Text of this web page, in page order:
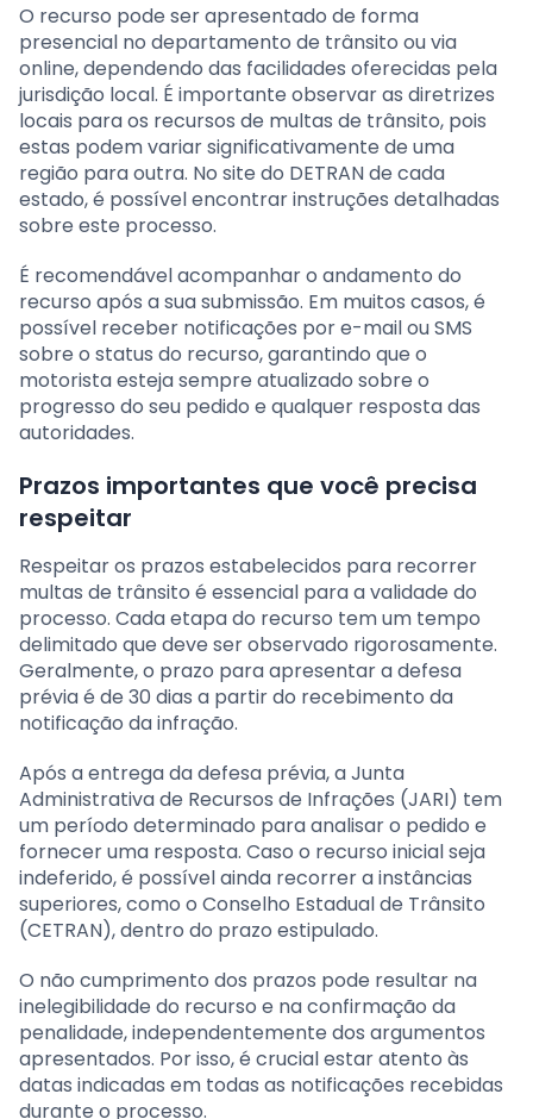
O recurso pode ser apresentado de forma
presencial no departamento de trânsito ou via
online, dependendo das facilidades oferecidas pela
jurisdição local. É importante observar as diretrizes
locais para os recursos de multas de trânsito, pois
estas podem variar significativamente de uma
região para outra. No site do DETRAN de cada
estado, é possível encontrar instruções detalhadas
sobre este processo.
É recomendável acompanhar o andamento do
recurso após a sua submissão. Em muitos casos, é
possível receber notificações por e-mail ou SMS
sobre o status do recurso, garantindo que o
motorista esteja sempre atualizado sobre o
progresso do seu pedido e qualquer resposta das
autoridades.
Prazos importantes que você precisa
respeitar
Respeitar os prazos estabelecidos para recorrer
multas de trânsito é essencial para a validade do
processo. Cada etapa do recurso tem um tempo
delimitado que deve ser observado rigorosamente.
Geralmente, o prazo para apresentar a defesa
prévia é de 30 dias a partir do recebimento da
notificação da infração.
Após a entrega da defesa prévia, a Junta
Administrativa de Recursos de Infrações (JARI) tem
um período determinado para analisar o pedido e
fornecer uma resposta. Caso o recurso inicial seja
indeferido, é possível ainda recorrer a instâncias
superiores, como o Conselho Estadual de Trânsito
(CETRAN), dentro do prazo estipulado.
O não cumprimento dos prazos pode resultar na
inelegibilidade do recurso e na confirmação da
penalidade, independentemente dos argumentos
apresentados. Por isso, é crucial estar atento às
datas indicadas em todas as notificações recebidas
durante o processo.